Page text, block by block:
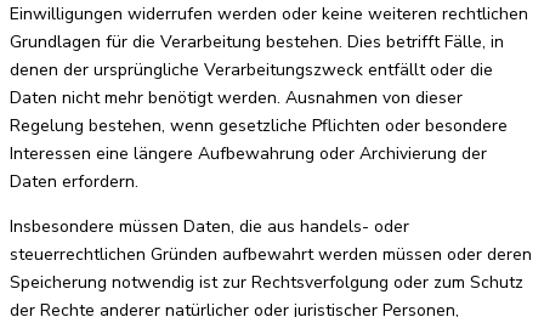
Einwilligungen widerrufen werden oder keine weiteren rechtlichen
Grundlagen für die Verarbeitung bestehen. Dies betrifft Fälle, in
denen der ursprüngliche Verarbeitungszweck entfällt oder die
Daten nicht mehr benötigt werden. Ausnahmen von dieser
Regelung bestehen, wenn gesetzliche Pflichten oder besondere
Interessen eine längere Aufbewahrung oder Archivierung der
Daten erfordern.
Insbesondere müssen Daten, die aus handels- oder
steuerrechtlichen Gründen aufbewahrt werden müssen oder deren
Speicherung notwendig ist zur Rechtsverfolgung oder zum Schutz
der Rechte anderer natürlicher oder juristischer Personen,